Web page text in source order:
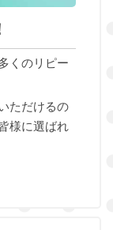
くのリピー
ただけるの
様に選ばれ